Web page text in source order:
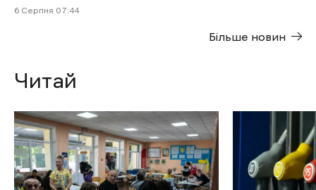
6 Cерпня 07:44
Більше новин
Читай